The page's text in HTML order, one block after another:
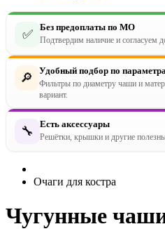
✅
Без предоплаты по МО
Подтвердим наличие и согласуем
🔎
Удобный подбор по
Фильтры по диаметру чаши и
вариант.
🔧
Есть аксессуары
Решётки, крышки и другие
Очаги для костра
Чугунные